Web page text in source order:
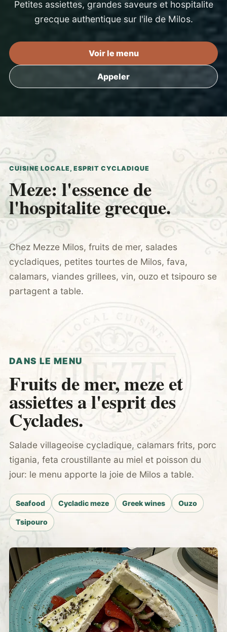
Petites assiettes, grandes saveurs et hospitalite
grecque authentique sur l'ile de Milos.
Voir le menu
Appeler
CUISINE LOCALE, ESPRIT CYCLADIQUE
Meze: l'essence de
l'hospitalite grecque.
Chez Mezze Milos, fruits de mer, salades
cycladiques, petites tourtes de Milos, fava,
calamars, viandes grillees, vin, ouzo et tsipouro se
partagent a table.
DANS LE MENU
Fruits de mer, meze et
assiettes a l'esprit des
Cyclades.
Salade villageoise cycladique, calamars frits, porc
tigania, feta croustillante au miel et poisson du
jour: le menu apporte la joie de Milos a table.
Seafood Cycladic meze Greek wines Ouzo
Tsipouro